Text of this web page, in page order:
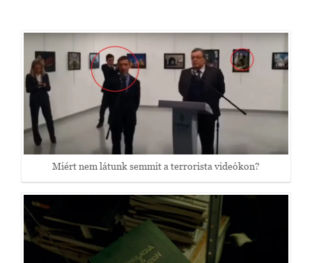
Miért nem látunk semmit a terrorista videókon?